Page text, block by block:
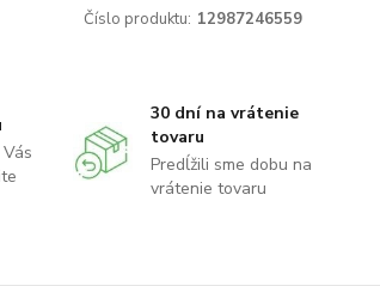
Číslo produktu: 12987246559
30 dní na vrátenie
tovaru
Predĺžili sme dobu na
vrátenie tovaru